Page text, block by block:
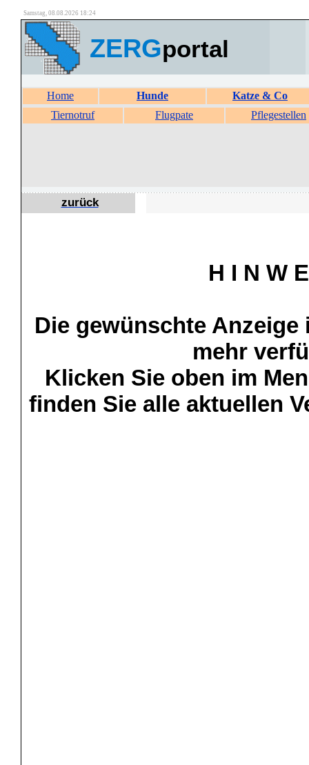
Samstag, 08.08.2026 18:24
ZERGportal
Home Hunde
Katze & Co
Tiernotruf
Flugpate Pflegestellen
zurück
H I N W
Die gewünschte
mehr
Klicken Sie oben im
finden Sie alle aktuellen